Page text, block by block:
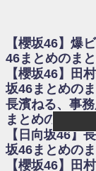
日向坂46まとめの
会見の模様がこちら！
乃木坂欅坂まとめ
カそう...
欅坂あんてな ～欅
ピーズ集結！櫻坂46
演決定
欅坂/日向坂46まと
いた理由
日向坂46まとめの
【櫻坂46】爆
46まとめのま
【櫻坂46】田
坂46まとめの
長濱ねる、事
まとめのまとめ]
【日向坂46】
坂46まとめの
【櫻坂46】田